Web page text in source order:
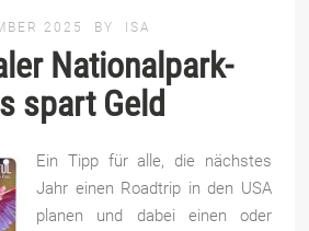
2025 BY ISA
Nationalpark-
spart Geld
Ein Tipp für alle, die nächstes
Jahr einen Roadtrip in den USA
planen und dabei einen oder